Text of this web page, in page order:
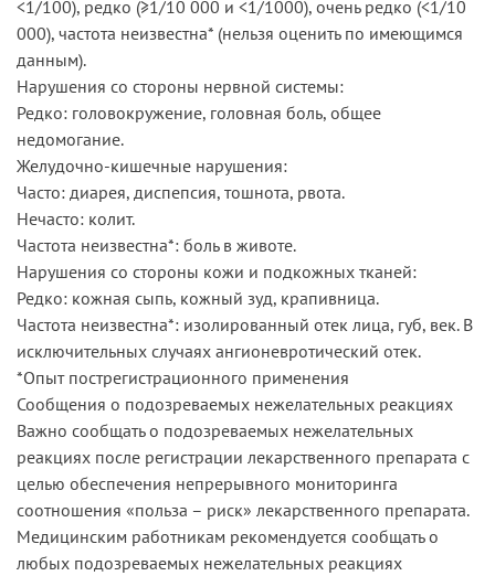
<1/100), редко (≥1/10 000 и <1/1000), очень редко (<1/10
000), частота неизвестна* (нельзя оценить по имеющимся
данным).
Нарушения со стороны нервной системы:
Редко: головокружение, головная боль, общее
недомогание.
Желудочно-кишечные нарушения:
Часто: диарея, диспепсия, тошнота, рвота.
Нечасто: колит.
Частота неизвестна*: боль в животе.
Нарушения со стороны кожи и подкожных тканей:
Редко: кожная сыпь, кожный зуд, крапивница.
Частота неизвестна*: изолированный отек лица, губ, век. В
исключительных случаях ангионевротический отек.
*Опыт пострегистрационного применения
Сообщения о подозреваемых нежелательных реакциях
Важно сообщать о подозреваемых нежелательных
реакциях после регистрации лекарственного препарата с
целью обеспечения непрерывного мониторинга
соотношения «польза – риск» лекарственного препарата.
Медицинским работникам рекомендуется сообщать о
любых подозреваемых нежелательных реакциях